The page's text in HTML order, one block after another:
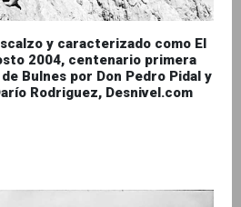
y caracterizado como El
2004, centenario primera
Bulnes por Don Pedro Pidal y
Rodriguez, Desnivel.com